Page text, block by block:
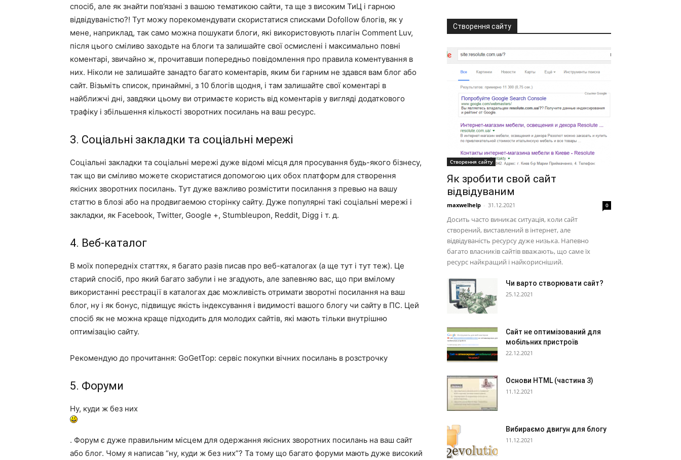
спосіб, але як знайти пов’язані з вашою тематикою сайти, та ще з високим ТиЦ і гарною
відвідуваністю?! Тут можу порекомендувати скористатися списками Dofollow блогів, як у
мене, наприклад, так само можна пошукати блоги, які використовують плагін Comment Luv,
після цього сміливо заходьте на блоги та залишайте свої осмислені і максимально повні
коментарі, звичайно ж, прочитавши попередньо повідомлення про правила коментування в
них. Ніколи не залишайте занадто багато коментарів, яким би гарним не здався вам блог або
сайт. Візьміть список, принаймні, з 10 блогів щодня, і там залишайте свої коментарі в
найближчі дні, завдяки цьому ви отримаєте користь від коментарів у вигляді додаткового
трафіку і збільшення кількості зворотних посилань на ваш ресурс.
3. Соціальні закладки та соціальні мережі
Соціальні закладки та соціальні мережі дуже відомі місця для просування будь-якого бізнесу,
так що ви сміливо можете скористатися допомогою цих обох платформ для створення
якісних зворотних посилань. Тут дуже важливо розмістити посилання з превью на вашу
статтю в блозі або на продвигаемою сторінку сайту. Дуже популярні такі соціальні мережі і
закладки, як Facebook, Twitter, Google +, Stumbleupon, Reddit, Digg і т. д.
4. Веб-каталог
В моїх попередніх статтях, я багато разів писав про веб-каталогах (а ще тут і тут теж). Це
старий спосіб, про який багато забули і не згадують, але запевняю вас, що при вмілому
використанні реєстрації в каталогах дає можливість отримати зворотні посилання на ваш
блог, ну і як бонус, підвищує якість індексування і видимості вашого блогу чи сайту в ПС. Цей
спосіб як не можна краще підходить для молодих сайтів, які мають тільки внутрішню
оптимізацію сайту.
Рекомендую до прочитання: GoGetTop: сервіс покупки вічних посилань в розстрочку
5. Форуми
Ну, куди ж без них
. Форум є дуже правильним місцем для одержання якісних зворотних посилань на ваш сайт
або блог. Чому я написав “ну, куди ж без них”? Та тому що багато форуми мають дуже високий
Створення сайту
Створення сайту
Як зробити свой сайт
відвідуваним
maxwelhelp - 31.12.2021 0
Досить часто виникає ситуація, коли сайт
створений, виставлений в інтернет, але
відвідуваність ресурсу дуже низька. Напевно
багато власників сайтів вважають, що саме їх
ресурс найкращий і найкорисніший.
Чи варто створювати сайт?
25.12.2021
Сайт не оптимізований для
мобільних пристроїв
22.12.2021
Основи HTML (частина 3)
11.12.2021
Вибираємо двигун для блогу
11.12.2021